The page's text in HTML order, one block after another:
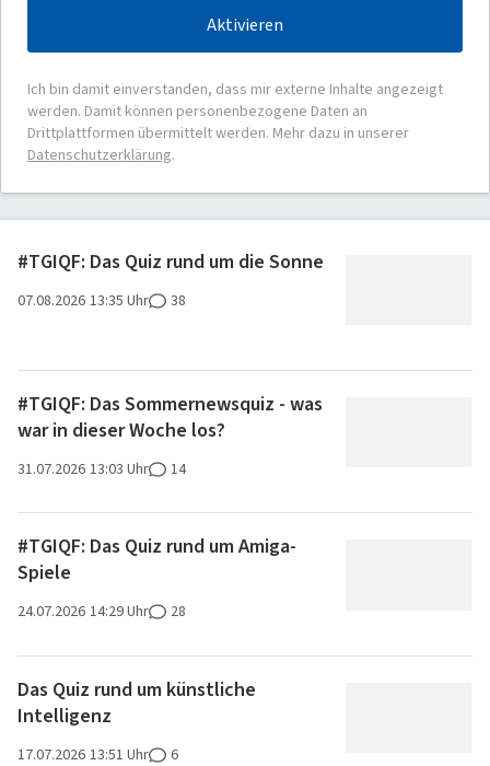
Aktivieren
Ich bin damit einverstanden, dass mir externe Inhalte angezeigt
werden. Damit können personenbezogene Daten an
Drittplattformen übermittelt werden. Mehr dazu in unserer
Datenschutzerklärung.
#TGIQF: Das Quiz rund um die Sonne
07.08.2026 13:35 Uhr 38
#TGIQF: Das Sommernewsquiz - was
war in dieser Woche los?
31.07.2026 13:03 Uhr 14
#TGIQF: Das Quiz rund um Amiga-
Spiele
24.07.2026 14:29 Uhr 28
Das Quiz rund um künstliche
Intelligenz
17.07.2026 13:51 Uhr 6